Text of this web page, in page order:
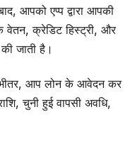
आपको एप्प द्वारा आपकी
वेतन, क्रेडिट हिस्ट्री, और
जाती है।
भीतर, आप लोन के आवेदन कर
चुनी हुई वापसी अवधि,